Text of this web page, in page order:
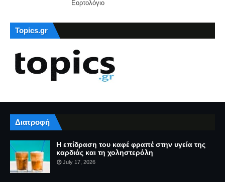
Εορτολόγιο
Topics.gr
Διατροφή
Η επίδραση του καφέ φραπέ στην υγεία της
καρδιάς και τη χοληστερόλη
July 17, 2026